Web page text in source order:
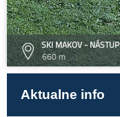
SKI MAKOV - NÁSTUP
660 m
Aktualne info